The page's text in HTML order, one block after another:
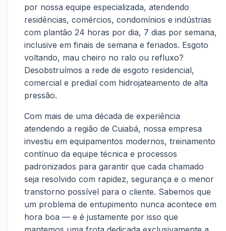
por nossa equipe especializada, atendendo
residências, comércios, condomínios e indústrias
com plantão 24 horas por dia, 7 dias por semana,
inclusive em finais de semana e feriados. Esgoto
voltando, mau cheiro no ralo ou refluxo?
Desobstruímos a rede de esgoto residencial,
comercial e predial com hidrojateamento de alta
pressão.
Com mais de uma década de experiência
atendendo a região de Cuiabá, nossa empresa
investiu em equipamentos modernos, treinamento
contínuo da equipe técnica e processos
padronizados para garantir que cada chamado
seja resolvido com rapidez, segurança e o menor
transtorno possível para o cliente. Sabemos que
um problema de entupimento nunca acontece em
hora boa — e é justamente por isso que